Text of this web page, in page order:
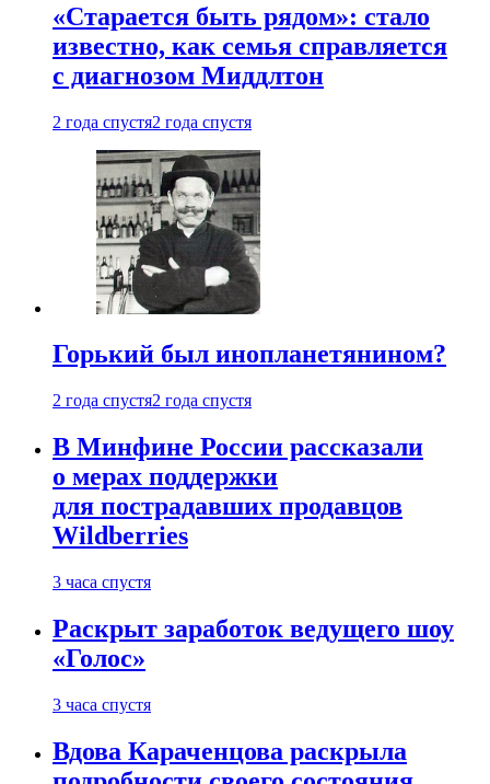
«Старается быть рядом»: стало
известно, как семья справляется
с диагнозом Миддлтон
2 года спустя2 года спустя
Горький был инопланетянином?
2 года спустя2 года спустя
В Минфине России рассказали
о мерах поддержки
для пострадавших продавцов
Wildberries
3 часа спустя
Раскрыт заработок ведущего шоу
«Голос»
3 часа спустя
Вдова Караченцова раскрыла